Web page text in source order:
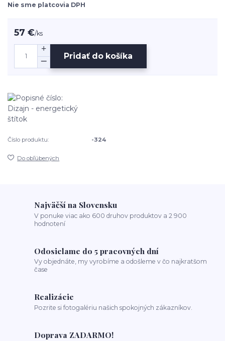
Nie sme platcovia DPH
57 €/ks
Pridať do košíka
Číslo produktu: -324
Do obľúbených
Najväčší na Slovensku
V ponuke viac ako 600 druhov produktov a 2 900
hodnotení
Odosielame do 5 pracovných dní
Vy objednáte, my vyrobíme a odošleme v čo najkratšom
čase
Realizácie
Pozrite si fotogalériu našich spokojných zákazníkov.
Doprava ZADARMO!